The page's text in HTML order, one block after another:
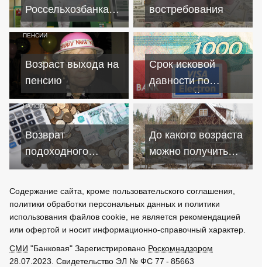
Россельхозбанка
для физических
лиц в 2017 году
востребования
ПЕНСИИ
Возраст выхода на
пенсию
Срок исковой
давности по
кредитной карте
НАЛОГИ
Возврат
подоходного
налога
До какого возраста
можно получить
ипотеку
Содержание сайта, кроме пользовательского соглашения,
политики обработки персональных данных и политики
использования файлов cookie, не является рекомендацией
или офертой и носит информационно-справочный характер.
СМИ "Банковая" Зарегистрировано Роскомнадзором
28.07.2023. Свидетельство ЭЛ № ФС 77 - 85663